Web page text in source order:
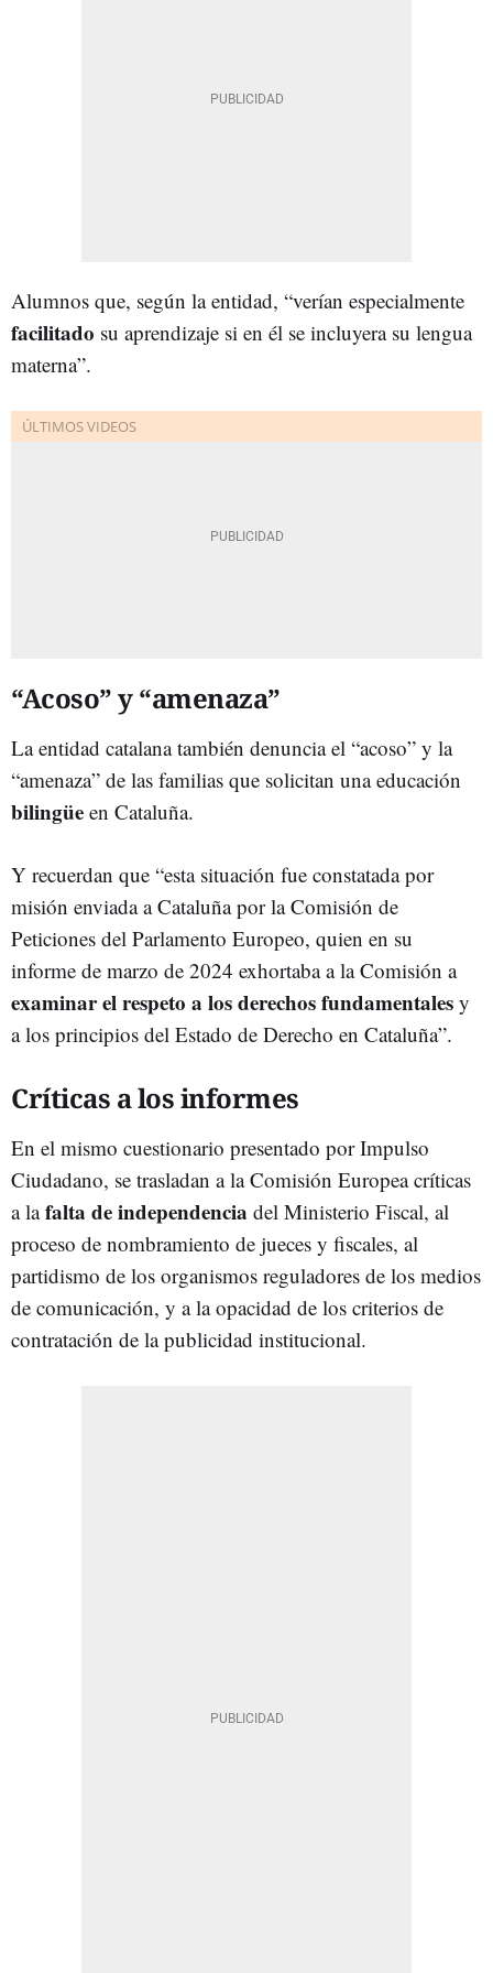
Alumnos que, según la entidad, “verían especialmente
facilitado su aprendizaje si en él se incluyera su lengua
materna”.
“Acoso” y “amenaza”
La entidad catalana también denuncia el “acoso” y la
“amenaza” de las familias que solicitan una educación
bilingüe en Cataluña.
Y recuerdan que “esta situación fue constatada por
misión enviada a Cataluña por la Comisión de
Peticiones del Parlamento Europeo, quien en su
informe de marzo de 2024 exhortaba a la Comisión a
examinar el respeto a los derechos fundamentales y
a los principios del Estado de Derecho en Cataluña”.
Críticas a los informes
En el mismo cuestionario presentado por Impulso
Ciudadano, se trasladan a la Comisión Europea críticas
a lafalta de independencia del Ministerio Fiscal, al
proceso de nombramiento de jueces y fiscales, al
partidismo de los organismos reguladores de los medios
de comunicación, y a la opacidad de los criterios de
contratación de la publicidad institucional.